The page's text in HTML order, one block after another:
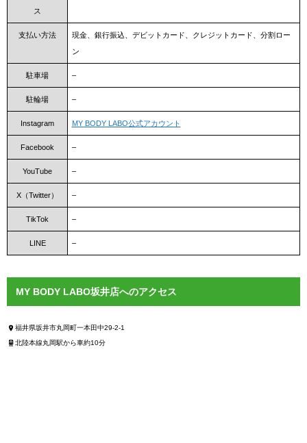
ス
支払い方法
現金、銀行振込、デビットカード、クレジットカード、分割ロー
ン
駐車場 –
駐輪場 –
Instagram MY BODY LABO公式アカウント
Facebook –
YouTube –
X（Twitter） –
TikTok –
LINE –
MY BODY LABO坂井店へのアクセス
福井県坂井市丸岡町一本田中29-2-1
北陸本線丸岡駅から車約10分